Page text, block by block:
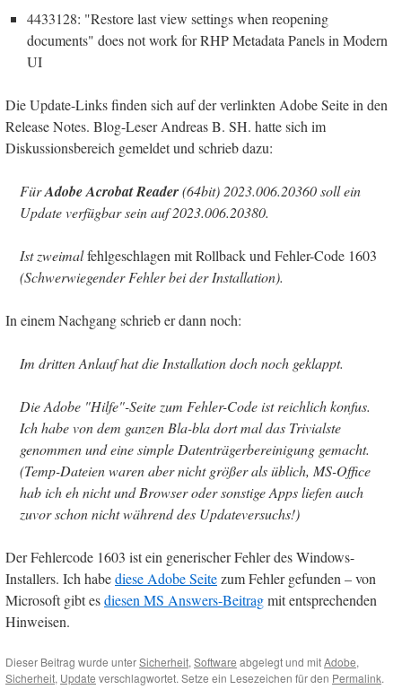
4433128: "Restore last view settings when reopening
documents" does not work for RHP Metadata Panels in Modern
UI
Die Update-Links finden sich auf der verlinkten Adobe Seite in den
Release Notes. Blog-Leser Andreas B. SH. hatte sich im
Diskussionsbereich gemeldet und schrieb dazu:
FürAdobe Acrobat Reader(64bit) 2023.006.20360 soll ein
Update verfügbar sein auf 2023.006.20380.
Ist zweimalfehlgeschlagen mit Rollback und Fehler-Code 1603
(Schwerwiegender Fehler bei der Installation).
In einem Nachgang schrieb er dann noch:
Im dritten Anlauf hat die Installation doch noch geklappt.
Die Adobe "Hilfe"-Seite zum Fehler-Code ist reichlich konfus.
Ich habe von dem ganzen Bla-bla dort mal das Trivialste
genommen und eine simple Datenträgerbereinigung gemacht.
(Temp-Dateien waren aber nicht größer als üblich, MS-Office
hab ich eh nicht und Browser oder sonstige Apps liefen auch
zuvor schon nicht während des Updateversuchs!)
Der Fehlercode 1603 ist ein generischer Fehler des Windows-
Installers. Ich habediese Adobe Seitezum Fehler gefunden – von
Microsoft gibt esdiesen MS Answers-Beitragmit entsprechenden
Hinweisen.
Dieser Beitrag wurde unterSicherheit, Software abgelegt und mitAdobe,
Sicherheit, Update verschlagwortet. Setze ein Lesezeichen für den Permalink.